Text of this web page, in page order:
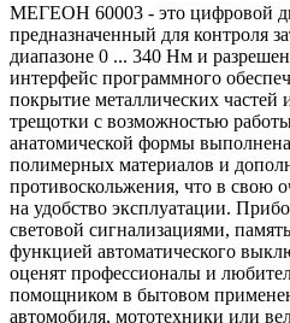
МЕГЕОН 60003 - это цифровой
предназначенный для контроля
диапазоне 0 ... 340 Нм и
интерфейс программного
покрытие металлических
трещотки с возможностью
анатомической формы
полимерных материалов и
противоскольжения, что в свою
на удобство эксплуатации.
световой сигнализациями,
функцией автоматического
оценят профессионалы и
помощником в бытовом
автомобиля, мототехники или